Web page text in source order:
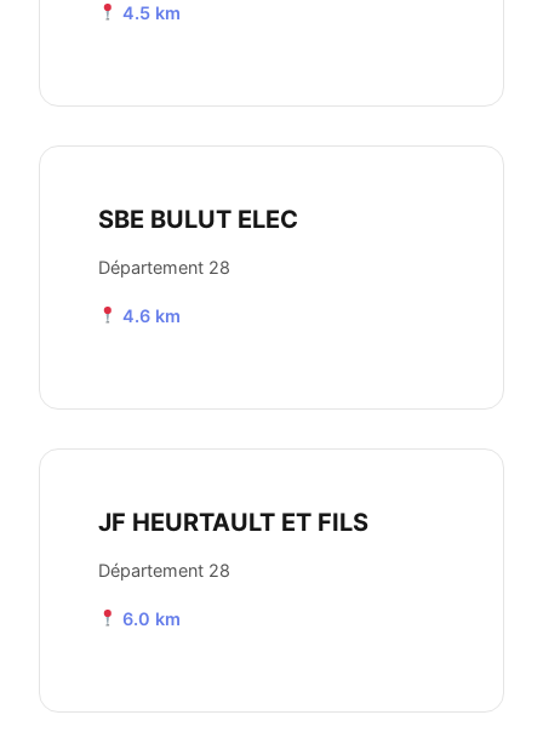
4.5 km
SBE BULUT ELEC
Département 28
4.6 km
JF HEURTAULT ET FILS
Département 28
6.0 km